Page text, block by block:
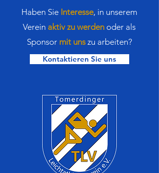
Haben Sie Interesse, in unserem
Verein aktiv zu werden oder als
Sponsor mit unszu arbeiten?
Kontaktieren Sie uns